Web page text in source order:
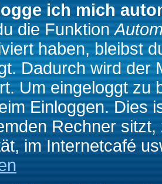
ich mich
die Funktion
haben, bleibst
Dadurch wird der
Um eingeloggt zu
Einloggen. Dies
Rechner
im Internetcafé